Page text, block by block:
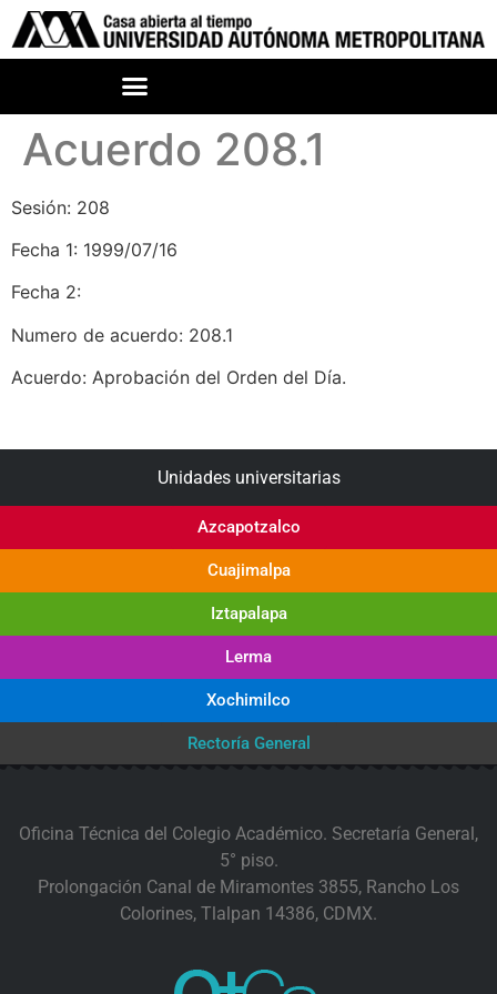
Acuerdo 208.1
Sesión: 208
Fecha 1: 1999/07/16
Fecha 2:
Numero de acuerdo: 208.1
Acuerdo: Aprobación del Orden del Día.
Unidades universitarias
Azcapotzalco
Cuajimalpa
Iztapalapa
Lerma
Xochimilco
Rectoría General
Oficina Técnica del Colegio Académico. Secretaría General,
5° piso.
Prolongación Canal de Miramontes 3855, Rancho Los
Colorines, Tlalpan 14386, CDMX.